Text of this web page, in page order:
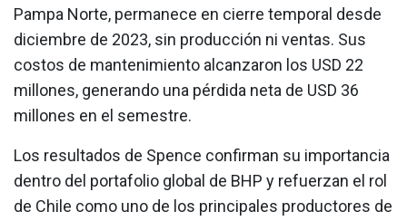
Pampa Norte, permanece en cierre temporal desde
diciembre de 2023, sin producción ni ventas. Sus
costos de mantenimiento alcanzaron los USD 22
millones, generando una pérdida neta de USD 36
millones en el semestre.
Los resultados de Spence confirman su importancia
dentro del portafolio global de BHP y refuerzan el rol
de Chile como uno de los principales productores de